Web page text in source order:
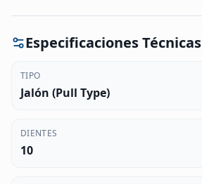
Especificaciones Técnicas
TIPO
Jalón (Pull Type)
DIENTES
10